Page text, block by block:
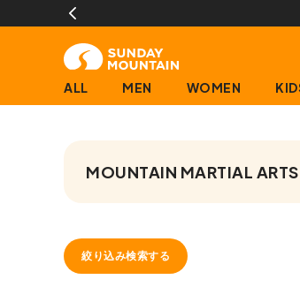
ALL MEN WOMEN
MOUNTAIN MARTIAL ARTS
絞り込み検索する